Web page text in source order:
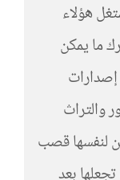
هؤلاء
ما يمكن
إصدارات
والتراث
لنفسها قصب